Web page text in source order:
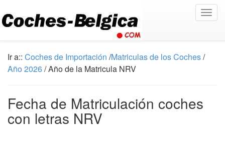
Ir a:: Coches de Importación /Matriculas de los Coches/
Año 2026/ Año de la Matricula NRV
Fecha de Matriculación coches
con letras NRV